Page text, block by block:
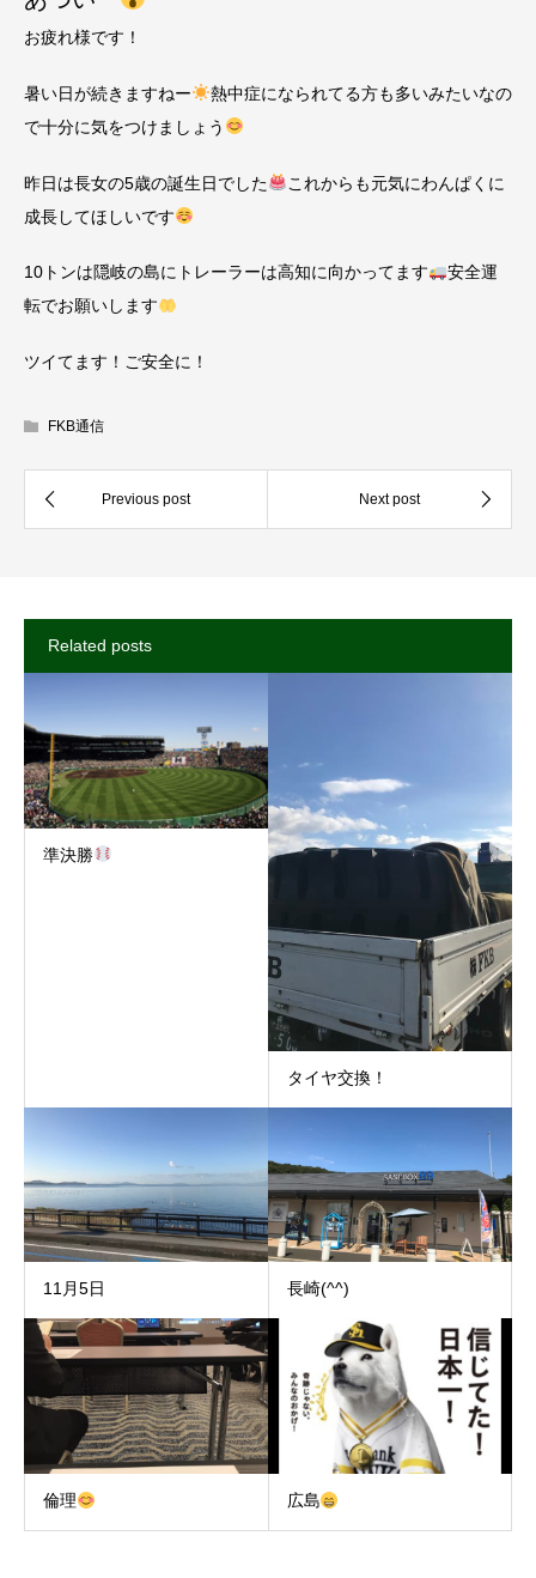
お疲れ様です！
暑い日が続きますねー
熱中症になられてる方も多いみたいなの
で十分に気をつけましょう
昨日は長女の5歳の誕生日でした
これからも元気にわんぱくに
成長してほしいです
10トンは隠岐の島にトレーラーは高知に向かってます
安全運
転でお願いします
ツイてます！ご安全に！
FKB通信
Related posts
準決勝
タイヤ交換！
11月5日 長崎(^^)
倫理 広島